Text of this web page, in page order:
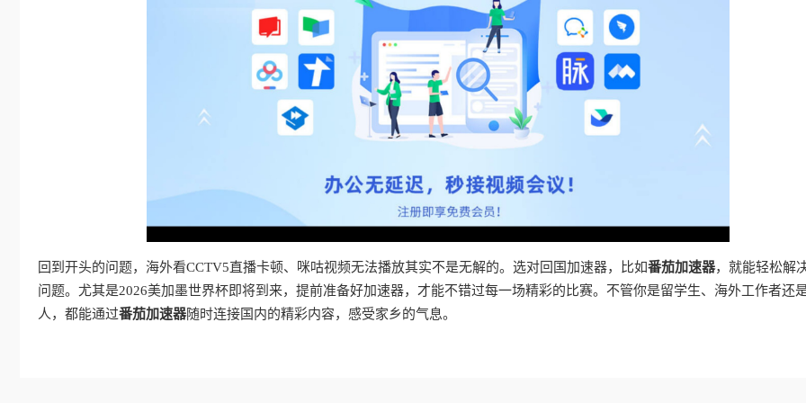
回到开头的问题，海外看CCTV5直播卡顿、咪咕视频无法播放其实不是无解的。选对回国加速器，比如番茄加速器，就能轻松解
问题。尤其是2026美加墨世界杯即将到来，提前准备好加速器，才能不错过每一场精彩的比赛。不管你是留学生、海外工作者还
人，都能通过番茄加速器随时连接国内的精彩内容，感受家乡的气息。